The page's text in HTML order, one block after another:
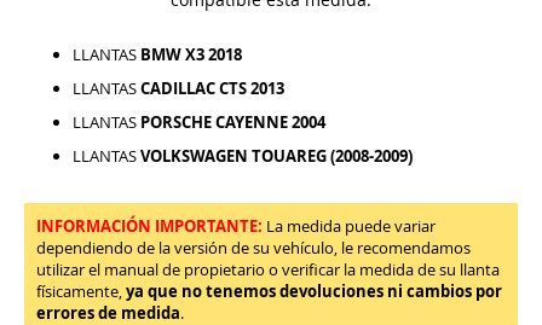
LLANTAS BMW X3 2018
LLANTASCADILLAC CTS 2013
LLANTAS PORSCHE CAYENNE 2004
LLANTASVOLKSWAGEN TOUAREG (2008-2009)
INFORMACIÓN IMPORTANTE: La medida puede variar
dependiendo de la versión de su vehículo, le recomendamos
utilizar el manual de propietario o verificar la medida de su llanta
físicamente,ya que no tenemos devoluciones ni cambios por
errores de medida.